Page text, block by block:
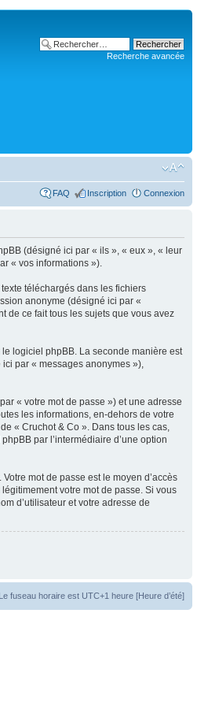
Recherche avancée
FAQ Inscription Connexion
(désigné ici par « ils », « eux », « leur
« vos informations »).
téléchargés dans les fichiers
anonyme (désigné ici par «
de ce fait tous les sujets que vous avez
logiciel phpBB. La seconde manière est
par « messages anonymes »),
« votre mot de passe ») et une adresse
les informations, en-dehors de votre
« Cruchot & Co ». Dans tous les cas,
par l’intermédiaire d’une option
mot de passe est le moyen d’accès
votre mot de passe. Si vous
d’utilisateur et votre adresse de
fuseau horaire est UTC+1 heure [Heure d’été]